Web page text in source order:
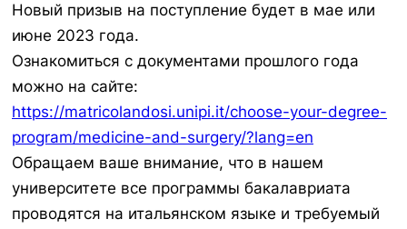
Новый призыв на поступление будет в мае или
июне 2023 года.
Ознакомиться с документами прошлого года
можно на сайте:
https://matricolandosi.unipi.it/choose-your-degree-
program/medicine-and-surgery/?lang=en
Обращаем ваше внимание, что в нашем
университете все программы бакалавриата
проводятся на итальянском языке и требуемый